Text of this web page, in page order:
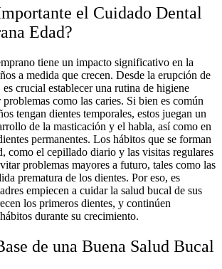
el Cuidado Dental
Edad?
tiene un impacto significativo en la
a medida que crecen. Desde la erupción de
crucial establecer una rutina de higiene
problemas como las caries. Si bien es común
tengan dientes temporales, estos juegan un
de la masticación y el habla, así como en
permanentes. Los hábitos que se forman
como el cepillado diario y las visitas regulares
problemas mayores a futuro, tales como las
prematura de los dientes. Por eso, es
empiecen a cuidar la salud bucal de sus
los primeros dientes, y continúen
durante su crecimiento.
de una Buena Salud Bucal